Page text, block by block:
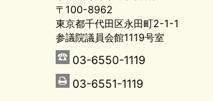
〒100-8962
東京都千代田区永田町2-1-1
参議院議員会館1119号室
03-6550-1119
03-6551-1119